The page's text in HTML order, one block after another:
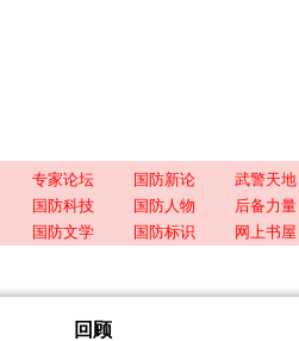
专家论坛 国防新论 武警天地
国防科技 国防人物 后备力量
国防文学 国防标识 网上书屋
回顾